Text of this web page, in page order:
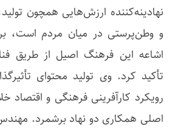
نهادینه‌کننده ارزش‌هایی همچون
و وطن‌پرستی در میان مردم است،
اشاعه این فرهنگ اصیل از طریق
تأکید کرد. وی تولید محتوای
رویکرد کارآفرینی فرهنگی و اقتصاد
اصلی همکاری دو نهاد برشمرد.